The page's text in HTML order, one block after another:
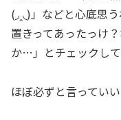
(◞‸◟)」などと心底思
置きってあったっけ
か…」とチェックして
ほぼ必ずと言ってい